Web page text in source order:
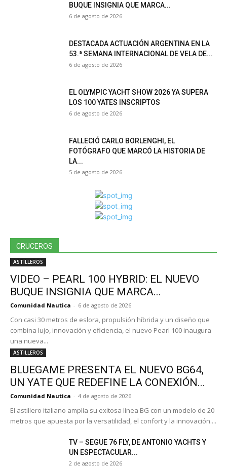
BUQUE INSIGNIA QUE MARCA...
6 de agosto de 2026
DESTACADA ACTUACIÓN ARGENTINA EN LA
53.ª SEMANA INTERNACIONAL DE VELA DE...
6 de agosto de 2026
EL OLYMPIC YACHT SHOW 2026 YA SUPERA
LOS 100 YATES INSCRIPTOS
6 de agosto de 2026
FALLECIÓ CARLO BORLENGHI, EL
FOTÓGRAFO QUE MARCÓ LA HISTORIA DE
LA...
5 de agosto de 2026
CRUCEROS
ASTILLEROS
VIDEO – PEARL 100 HYBRID: EL NUEVO
BUQUE INSIGNIA QUE MARCA...
Comunidad Nautica - 6 de agosto de 2026
Con casi 30 metros de eslora, propulsión híbrida y un diseño que
combina lujo, innovación y eficiencia, el nuevo Pearl 100 inaugura
una nueva...
ASTILLEROS
BLUEGAME PRESENTA EL NUEVO BG64,
UN YATE QUE REDEFINE LA CONEXIÓN...
Comunidad Nautica - 4 de agosto de 2026
El astillero italiano amplía su exitosa línea BG con un modelo de 20
metros que apuesta por la versatilidad, el confort y la innovación....
TV – SEGUE 76 FLY, DE ANTONIO YACHTS Y
UN ESPECTACULAR...
2 de agosto de 2026